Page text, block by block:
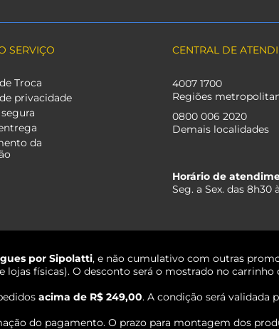
SERVIÇO
Troca
privacidade
da
CENTRAL DE
4007 1700
Regiões
0800 006 2020
Demais localidades
Horário de
Seg. a Sex. das 8h30
por Sipolatti, e não cumulativo com outras
físicas). O desconto será o mostrado no
acima de R$ 249,00. A condição será validada
do pagamento. O prazo para montagem dos